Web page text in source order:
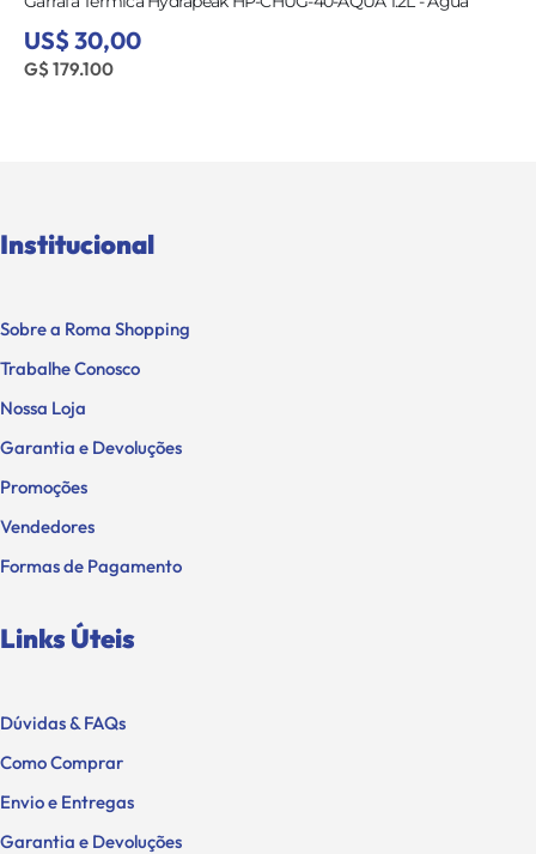
US$ 30,00
G$ 179.100
Institucional
Sobre a Roma Shopping
Trabalhe Conosco
Nossa Loja
Garantia e Devoluções
Promoções
Vendedores
Formas de Pagamento
Links Úteis
Dúvidas & FAQs
Como Comprar
Envio e Entregas
Garantia e Devoluções